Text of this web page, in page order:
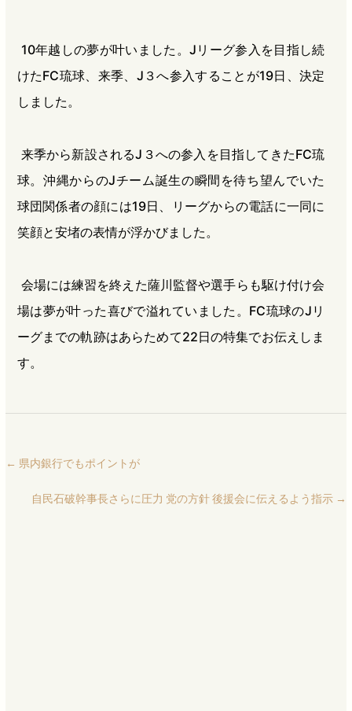
10年越しの夢が叶いました。Jリーグ参入を目指し続
けたFC琉球、来季、J３へ参入することが19日、決定
しました。
来季から新設されるJ３への参入を目指してきたFC琉
球。沖縄からのJチーム誕生の瞬間を待ち望んでいた
球団関係者の顔には19日、リーグからの電話に一同に
笑顔と安堵の表情が浮かびました。
会場には練習を終えた薩川監督や選手らも駆け付け会
場は夢が叶った喜びで溢れていました。FC琉球のJリ
ーグまでの軌跡はあらためて22日の特集でお伝えしま
す。
← 県内銀行でもポイントが
自民石破幹事長さらに圧力 党の方針 後援会に伝えるよう指示 →